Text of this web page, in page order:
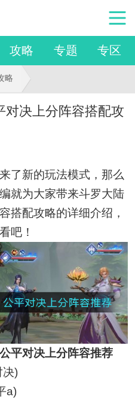
攻略 专题 专区
略
对决上分阵容搭配攻
了新的玩法模式，那么
就为大家带来斗罗大陆
搭配攻略的详细介绍，
吧！
平对决上分阵容推荐
决)
a)